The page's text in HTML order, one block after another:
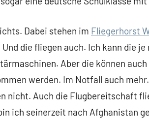
Dabei stehen im Fliegerhorst
Und die fliegen auch. Ich kann die
Aber die können
werden. Im Notfall auch
nicht. Auch die Flugbereitschaft
ich seinerzeit nach Afghanistan